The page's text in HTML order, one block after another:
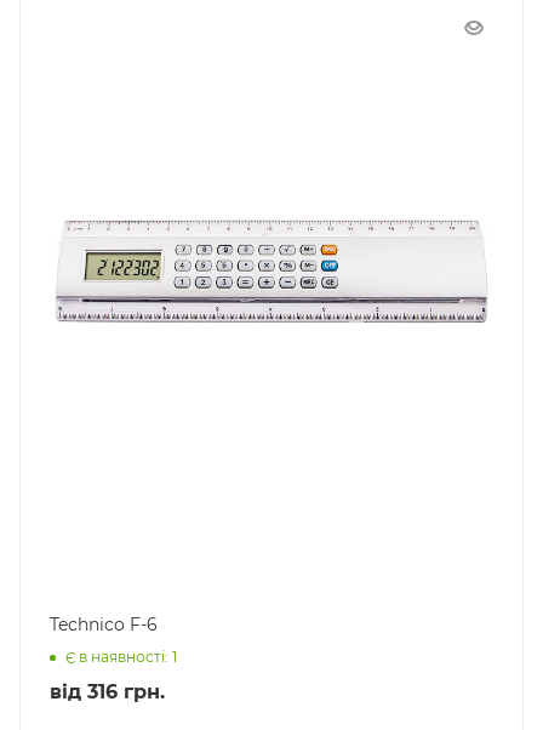
Technico F-6
Є в наявності: 1
від 316 грн.